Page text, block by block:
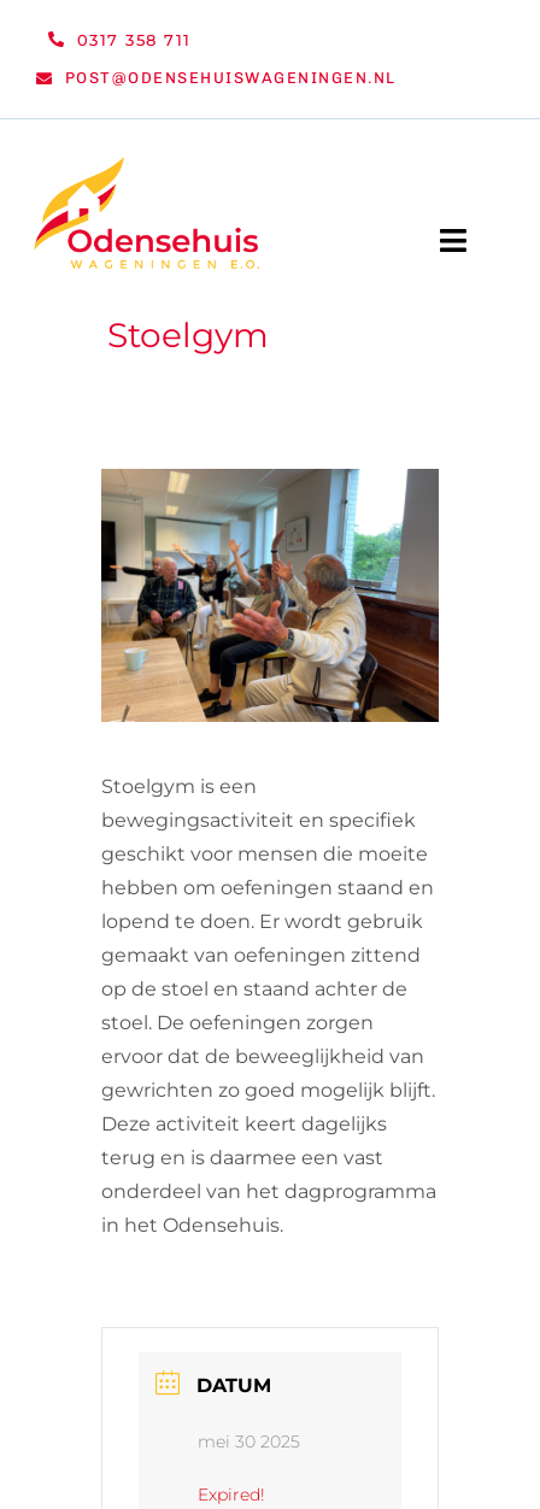
0317 358 711
POST@ODENSEHUISWAGENINGEN.NL
Toggle
WELKOM
ORGANISATIE
VRIJWILLIGERS & STAGIAIRES
CONTACT
Stoelgym
Stoelgym is een
bewegingsactiviteit en specifiek
geschikt voor mensen die moeite
hebben om oefeningen staand en
lopend te doen. Er wordt gebruik
gemaakt van oefeningen zittend
op de stoel en staand achter de
stoel. De oefeningen zorgen
ervoor dat de beweeglijkheid van
gewrichten zo goed mogelijk blijft.
Deze activiteit keert dagelijks
terug en is daarmee een vast
onderdeel van het dagprogramma
in het Odensehuis.
DATUM
mei 30 2025
Expired!